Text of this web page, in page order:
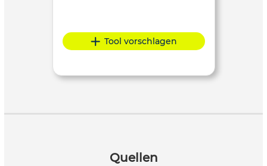
Tool vorschlagen
Quellen